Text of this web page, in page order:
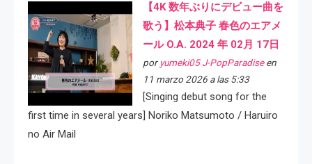
【4K 数年ぶりにデビュー曲を
歌う】松本典子 春色のエアメ
ール O.A. 2024 年 02月 17日
por yumeki05 J-PopParadiseen
11 marzo 2026 a las 5:33
[Singing debut song for the
first time in several years] Noriko Matsumoto / Haruiro
no Air Mail